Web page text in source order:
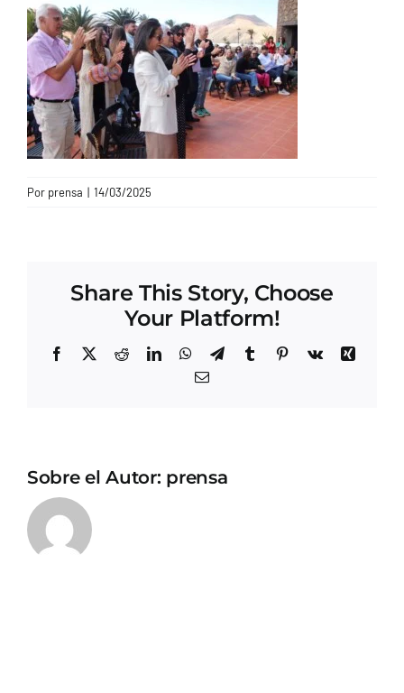
CONTACTO
Por prensa | 14/03/2025
Share This Story, Choose
Your Platform!
Facebook
X RedditLinkedInWhatsApp
TelegramTumblrPinterest
Vk
Xing
Correo
Sobre el Autor: prensa